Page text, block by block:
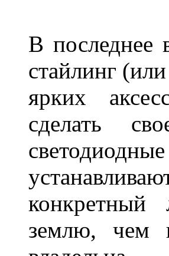
В последнее
стайлинг
ярких
сделать
конкретный
землю, чем